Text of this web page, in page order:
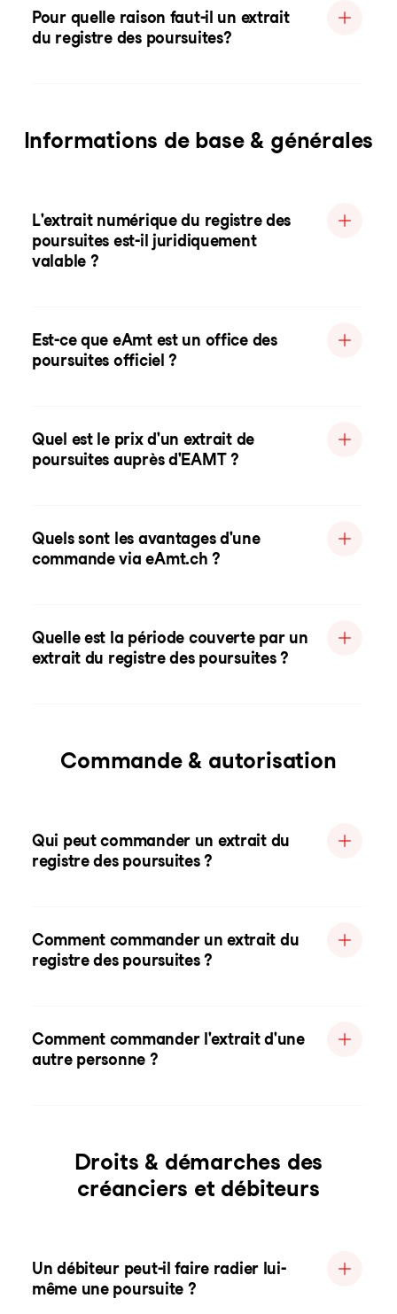
Pour quelle raison faut-il un extrait
du registre des poursuites?
Informations de base & générales
L'extrait numérique du registre des
poursuites est-il juridiquement
valable ?
Est-ce que eAmt est un office des
poursuites officiel ?
Quel est le prix d'un extrait de
poursuites auprès d'EAMT ?
Quels sont les avantages d'une
commande via eAmt.ch ?
Quelle est la période couverte par un
extrait du registre des poursuites ?
Commande & autorisation
Qui peut commander un extrait du
registre des poursuites ?
Comment commander un extrait du
registre des poursuites ?
Comment commander l'extrait d'une
autre personne ?
Droits & démarches des
créanciers et débiteurs
Un débiteur peut-il faire radier lui-
même une poursuite ?